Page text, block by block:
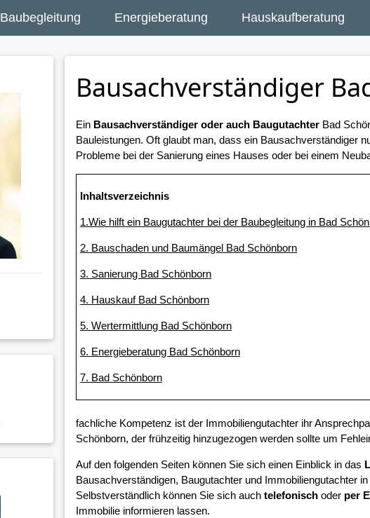
Baubegleitung Energieberatung Hauskaufberatung
Bausachverständiger
Ein Bausachverständiger oder auch BaugutachterBad
Bauleistungen. Oft glaubt man, dass ein Bausachverständiger
Probleme bei der Sanierung eines Hauses oder bei einem
Inhaltsverzeichnis
1.Wie hilft ein Baugutachter bei der Baubegleitung in Bad
2. Bauschaden und Baumängel Bad Schönborn
3. Sanierung Bad Schönborn
4. Hauskauf Bad Schönborn
5. Wertermittlung Bad Schönborn
6. Energieberatung Bad Schönborn
7. Bad Schönborn
fachliche Kompetenz ist der Immobiliengutachter ihr
Schönborn, der frühzeitig hinzugezogen werden sollte um
Auf den folgenden Seiten können Sie sich einen Einblick in das
Bausachverständigen, Baugutachter und Immobiliengutachter in
Selbstverständlich können Sie sich auch telefonischoder per
Immobilie informieren lassen.